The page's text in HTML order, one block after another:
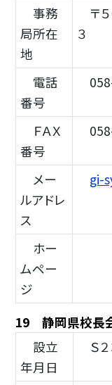
事務
局所在
地
〒
３ （
電話
番号
ＦＡＸ
番号
メー
ルアドレ
ス
gi-
ホー
ムペー
ジ
19 静岡県校長
設立
年月日
Ｓ２